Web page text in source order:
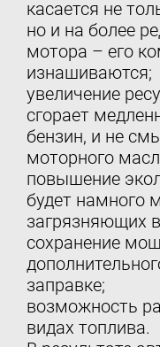
касается не
но и на более
мотора – его
изнашиваются;
увеличение
сгорает
бензин, и не
моторного
повышение
будет намного
загрязняющих
сохранение
заправке;
возможность
видах топлива.